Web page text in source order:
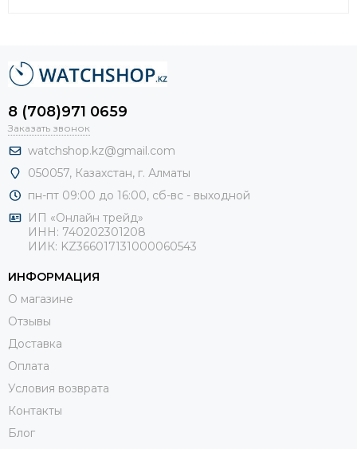
8 (708)971 0659
Заказать звонок
watchshop.kz@gmail.com
050057, Казахстан, г. Алматы
пн-пт 09:00 до 16:00, сб-вс - выходной
ИП «Онлайн трейд»
ИНН: 740202301208
ИИК: KZ366017131000060543
ИНФОРМАЦИЯ
О магазине
Отзывы
Доставка
Оплата
Условия возврата
Контакты
Блог